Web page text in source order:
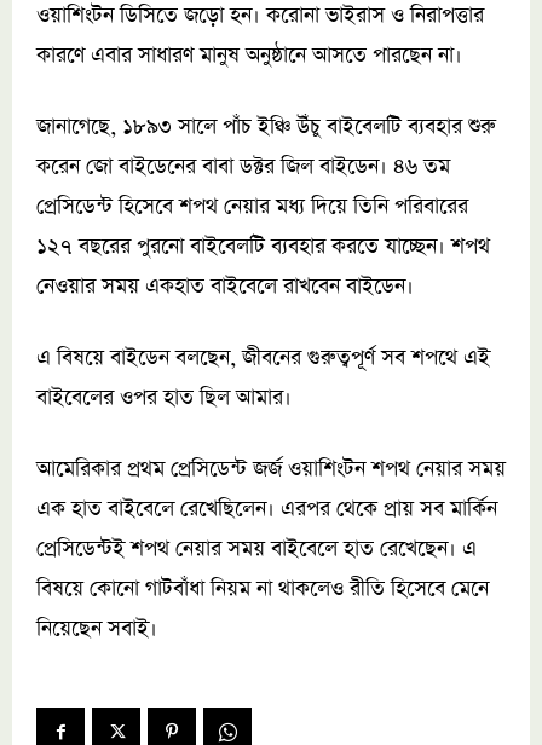
ওয়াশিংটন ডিসিতে জড়ো হন। করোনা ভাইরাস ও নিরাপত্তার
কারণে এবার সাধারণ মানুষ অনুষ্ঠানে আসতে পারছেন না।
জানাগেছে, ১৮৯৩ সালে পাঁচ ইঞ্চি উঁচু বাইবেলটি ব্যবহার শুরু
করেন জো বাইডেনের বাবা ডক্টর জিল বাইডেন। ৪৬ তম
প্রেসিডেন্ট হিসেবে শপথ নেয়ার মধ্য দিয়ে তিনি পরিবারের
১২৭ বছরের পুরনো বাইবেলটি ব্যবহার করতে যাচ্ছেন। শপথ
নেওয়ার সময় একহাত বাইবেলে রাখবেন বাইডেন।
এ বিষয়ে বাইডেন বলছেন, জীবনের গুরুত্বপূর্ণ সব শপথে এই
বাইবেলের ওপর হাত ছিল আমার।
আমেরিকার প্রথম প্রেসিডেন্ট জর্জ ওয়াশিংটন শপথ নেয়ার সময়
এক হাত বাইবেলে রেখেছিলেন। এরপর থেকে প্রায় সব মার্কিন
প্রেসিডেন্টই শপথ নেয়ার সময় বাইবেলে হাত রেখেছেন। এ
বিষয়ে কোনো গাটবাঁধা নিয়ম না থাকলেও রীতি হিসেবে মেনে
নিয়েছেন সবাই।